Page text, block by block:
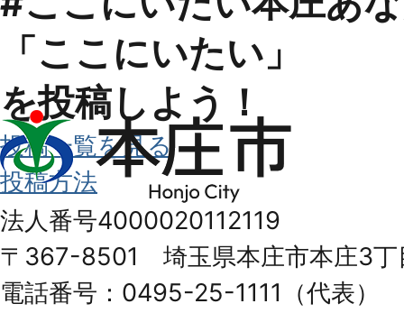
「ここにいたい」
を投稿しよう！
投稿一覧を見る
投稿方法
本
庄
市
Honjo
City
法人番号4000020112119
〒367-8501 埼玉県本庄市本庄3丁
電話番号：0495-25-1111（代表）